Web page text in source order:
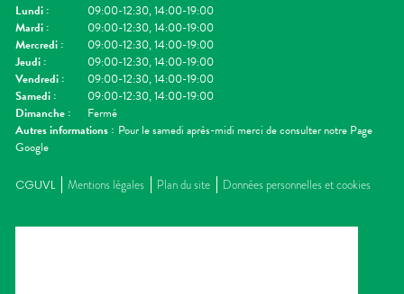
Lundi :
09:00-12:30, 14:00-19:00
Mardi :
09:00-12:30, 14:00-19:00
Mercredi :
09:00-12:30, 14:00-19:00
Jeudi :
09:00-12:30, 14:00-19:00
Vendredi :
09:00-12:30, 14:00-19:00
Samedi :
09:00-12:30, 14:00-19:00
Dimanche :
Fermé
Autres informations : Pour le samedi après-midi merci de consulter notre Page
Google
CGUVL Mentions légales Plan du site Données personnelles et cookies